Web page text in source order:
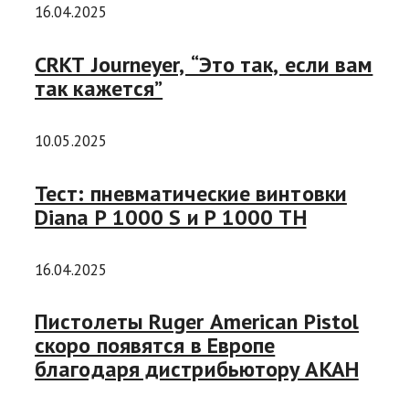
16.04.2025
CRKT Journeyer, “Это так, если вам
так кажется”
10.05.2025
Тест: пневматические винтовки
Diana P 1000 S и P 1000 TH
16.04.2025
Пистолеты Ruger American Pistol
скоро появятся в Европе
благодаря дистрибьютору AKAH